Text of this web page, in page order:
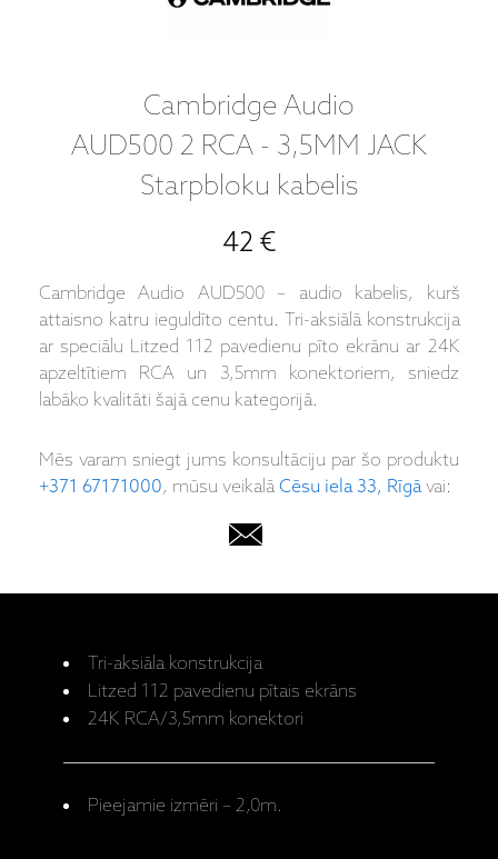
Cambridge Audio
AUD500 2 RCA - 3,5MM JACK
Starpbloku kabelis
42 €
Cambridge Audio AUD500 – audio kabelis, kurš
attaisno katru ieguldīto centu. Tri-aksiālā konstrukcija
ar speciālu Litzed 112 pavedienu pīto ekrānu ar 24K
apzeltītiem RCA un 3,5mm konektoriem, sniedz
labāko kvalitāti šajā cenu kategorijā.
Mēs varam sniegt jums konsultāciju par šo produktu
+371 67171000, mūsu veikalāCēsu iela 33, Rīgāvai:
Tri-aksiāla konstrukcija
Litzed 112 pavedienu pītais ekrāns
24K RCA/3,5mm konektori
Pieejamie izmēri – 2,0m.